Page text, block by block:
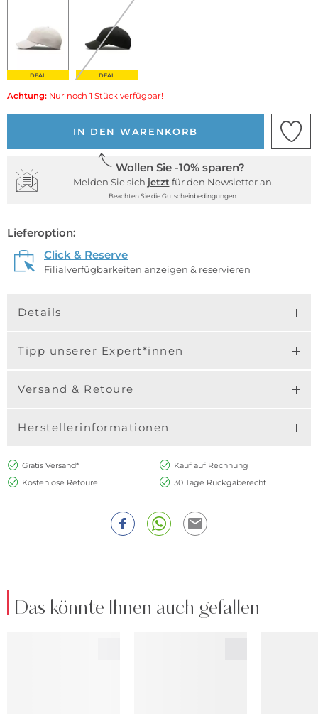
DEAL DEAL
Achtung: Nur noch 1 Stück verfügbar!
IN DEN WARENKORB
Wollen Sie -10% sparen?
Melden Sie sich jetzt für den Newsletter an.
Beachten Sie die Gutscheinbedingungen.
Lieferoption:
Click & Reserve
Filialverfügbarkeiten anzeigen & reservieren
Details
Tipp unserer Expert*innen
Versand & Retoure
Herstellerinformationen
Gratis Versand*
Kauf auf Rechnung
Kostenlose Retoure
30 Tage Rückgaberecht
Das könnte Ihnen auch gefallen